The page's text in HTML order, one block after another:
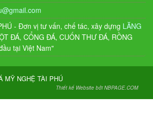
- Đơn vị tư vấn, chế tác, xây dựng LĂNG
ĐÁ, CỔNG ĐÁ, CUỐN THƯ ĐÁ, RỒNG
tại Việt Nam"
MỸ NGHỆ TÀI PHÚ
Thiết kế Website bởi NBPAGE.COM